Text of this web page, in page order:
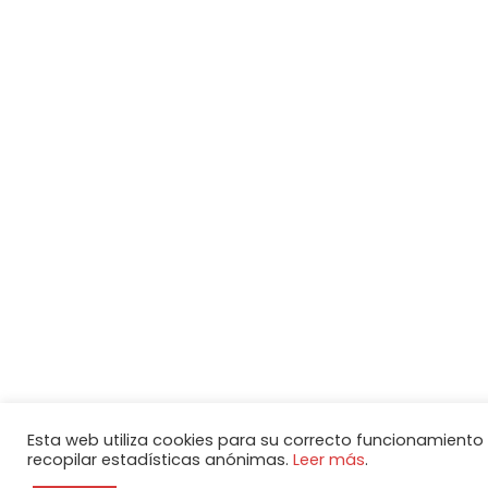
Esta web utiliza cookies para su correcto funcionamiento
recopilar estadísticas anónimas. Leer más.